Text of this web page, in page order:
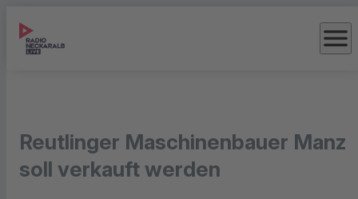
menu
Reutlinger Maschinenbauer Manz
soll verkauft werden